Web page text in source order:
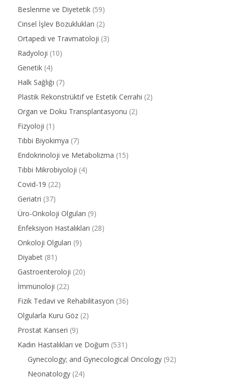
Beslenme ve Diyetetik (59)
Cinsel İşlev Bozuklukları (2)
Ortapedi ve Travmatoloji (3)
Radyoloji (10)
Genetik (4)
Halk Sağlığı (7)
Plastik Rekonstrüktif ve Estetik Cerrahi (2)
Organ ve Doku Transplantasyonu (2)
Fizyoloji (1)
Tıbbi Biyokimya (7)
Endokrinoloji ve Metabolizma (15)
Tıbbi Mikrobiyoloji (4)
Covid-19 (22)
Geriatri (37)
Üro-Onkoloji Olguları (9)
Enfeksiyon Hastalıkları (28)
Onkoloji Olguları (9)
Diyabet (81)
Gastroenteroloji (20)
İmmünoloji (22)
Fizik Tedavi ve Rehabilitasyon (36)
Olgularla Kuru Göz (2)
Prostat Kanseri (9)
Kadın Hastalıkları ve Doğum (531)
Gynecology; and Gynecological Oncology (92)
Neonatology (24)